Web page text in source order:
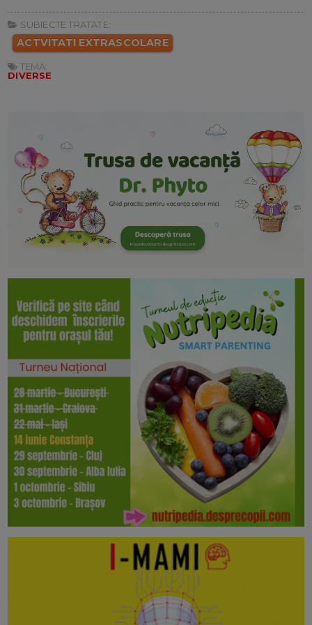
SUBIECTE TRATATE:
ACTVITATI EXTRASCOLARE
TEMA:
DIVERSE